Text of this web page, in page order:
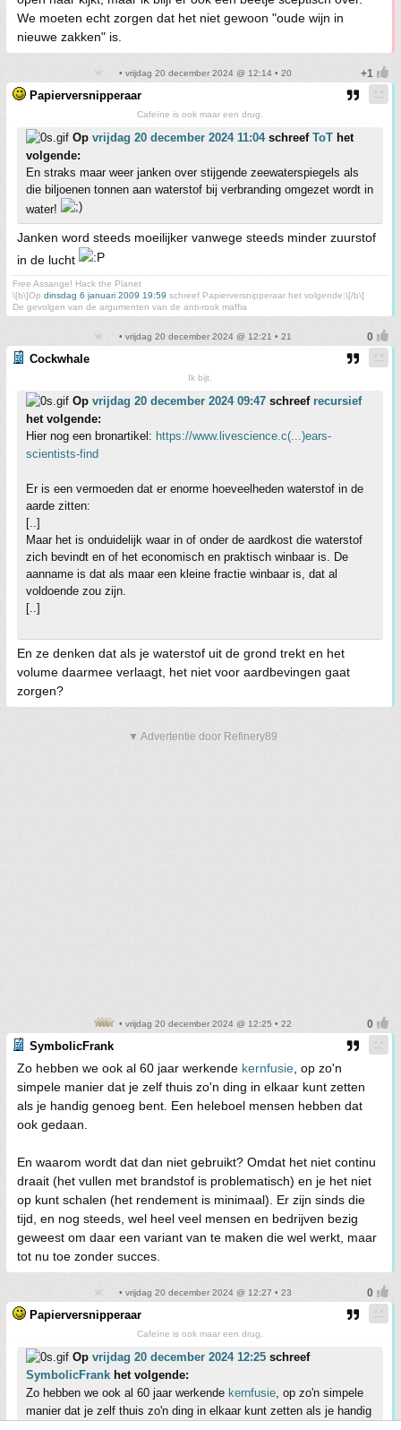
We moeten echt zorgen dat het niet gewoon "oude wijn in
nieuwe zakken" is.
• vrijdag 20 december 2024 @ 12:14 • 20
Papierversnipperaar
Cafeïne is ook maar een drug.
Op vrijdag 20 december 2024 11:04schreef ToT het
volgende:
En straks maar weer janken over stijgende zeewaterspiegels als
die biljoenen tonnen aan waterstof bij verbranding omgezet wordt in
water!
Janken word steeds moeilijker vanwege steeds minder zuurstof
in de lucht
Free Assange! Hack the Planet
\[b\]Op dinsdag 6 januari 2009 19:59 schreef Papierversnipperaar het volgende:\[/b\]
De gevolgen van de argumenten van de anti-rook maffia
• vrijdag 20 december 2024 @ 12:21 • 21
Cockwhale
Ik bijt.
Op vrijdag 20 december 2024 09:47 schreef recursief
het volgende:
Hier nog een bronartikel: https://www.livescience.c(...)ears-
scientists-find
Er is een vermoeden dat er enorme hoeveelheden waterstof in de
aarde zitten:
[..]
Maar het is onduidelijk waar in of onder de aardkost die waterstof
zich bevindt en of het economisch en praktisch winbaar is. De
aanname is dat als maar een kleine fractie winbaar is, dat al
voldoende zou zijn.
[..]
En ze denken dat als je waterstof uit de grond trekt en het
volume daarmee verlaagt, het niet voor aardbevingen gaat
zorgen?
▼ Advertentie door Refinery89
• vrijdag 20 december 2024 @ 12:25 • 22
SymbolicFrank
Zo hebben we ook al 60 jaar werkende kernfusie, op zo'n
simpele manier dat je zelf thuis zo'n ding in elkaar kunt zetten
als je handig genoeg bent. Een heleboel mensen hebben dat
ook gedaan.
En waarom wordt dat dan niet gebruikt? Omdat het niet continu
draait (het vullen met brandstof is problematisch) en je het niet
op kunt schalen (het rendement is minimaal). Er zijn sinds die
tijd, en nog steeds, wel heel veel mensen en bedrijven bezig
geweest om daar een variant van te maken die wel werkt, maar
tot nu toe zonder succes.
• vrijdag 20 december 2024 @ 12:27 • 23
Papierversnipperaar
Cafeïne is ook maar een drug.
Op vrijdag 20 december 2024 12:25 schreef
SymbolicFrank het volgende:
Zo hebben we ook al 60 jaar werkende kernfusie, op zo'n simpele
manier dat je zelf thuis zo'n ding in elkaar kunt zetten als je handig